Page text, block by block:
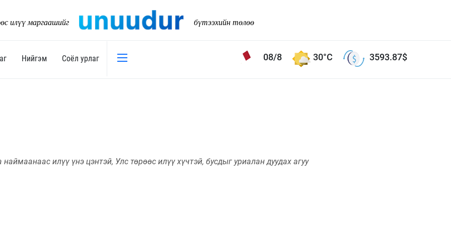
илүү маргаашийг бүтээхийн төлөө
Нийгэм Соёл урлаг 08/8 30°C 3593.87$
Банк санхүү
Нийслэл
илүү үнэ цэнтэй, Улс төрөөс илүү хүчтэй, бусдыг уриалан дуудах агуу